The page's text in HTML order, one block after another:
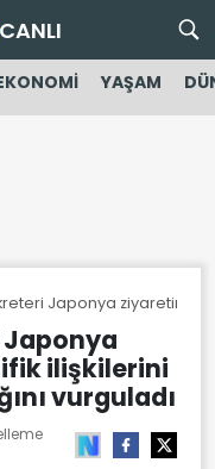
CANLI
YAŞAM
Japonya ziyaretinde
Japonya
ilişkilerini
vurguladı